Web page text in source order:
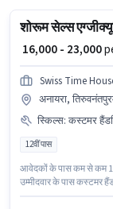
शोरूम सेल्स
₹ 16,000 - 23,000
Swiss Time
अनायरा,
स्किल्स: कस्टमर
12वीं पास
आवेदकों के पास कम से कम
उम्मीदवार के पास कस्टमर